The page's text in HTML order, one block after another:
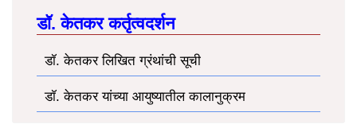
डॉ. केतकर कर्तृत्वदर्शन
डॉ. केतकर लिखित ग्रंथांची सूची
डॉ. केतकर यांच्या आयुष्यातील कालानुक्रम